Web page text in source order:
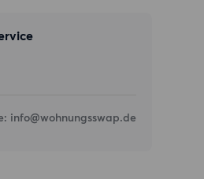
info@wohnungsswap.de